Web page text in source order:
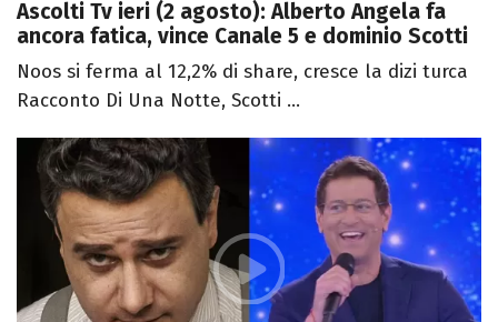
Ascolti Tv ieri (2 agosto): Alberto Angela fa
ancora fatica, vince Canale 5 e dominio Scotti
Noos si ferma al 12,2% di share, cresce la dizi turca
Racconto Di Una Notte, Scotti ...